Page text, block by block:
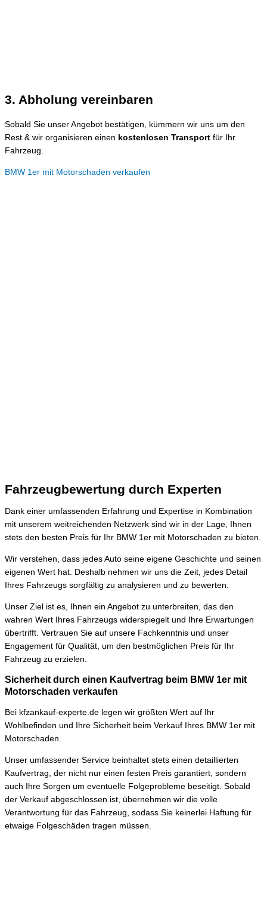
3. Abholung vereinbaren
Sobald Sie unser Angebot bestätigen, kümmern wir uns um den
Rest & wir organisieren einen kostenlosen Transport für Ihr
Fahrzeug.
BMW 1er mit Motorschaden verkaufen
Fahrzeugbewertung durch Experten
Dank einer umfassenden Erfahrung und Expertise in Kombination
mit unserem weitreichenden Netzwerk sind wir in der Lage, Ihnen
stets den besten Preis für Ihr BMW 1er mit Motorschaden zu bieten.
Wir verstehen, dass jedes Auto seine eigene Geschichte und seinen
eigenen Wert hat. Deshalb nehmen wir uns die Zeit, jedes Detail
Ihres Fahrzeugs sorgfältig zu analysieren und zu bewerten.
Unser Ziel ist es, Ihnen ein Angebot zu unterbreiten, das den
wahren Wert Ihres Fahrzeugs widerspiegelt und Ihre Erwartungen
übertrifft. Vertrauen Sie auf unsere Fachkenntnis und unser
Engagement für Qualität, um den bestmöglichen Preis für Ihr
Fahrzeug zu erzielen.
Sicherheit durch einen Kaufvertrag beim BMW 1er mit
Motorschaden verkaufen
Bei kfzankauf-experte.de legen wir größten Wert auf Ihr
Wohlbefinden und Ihre Sicherheit beim Verkauf Ihres BMW 1er mit
Motorschaden.
Unser umfassender Service beinhaltet stets einen detaillierten
Kaufvertrag, der nicht nur einen festen Preis garantiert, sondern
auch Ihre Sorgen um eventuelle Folgeprobleme beseitigt. Sobald
der Verkauf abgeschlossen ist, übernehmen wir die volle
Verantwortung für das Fahrzeug, sodass Sie keinerlei Haftung für
etwaige Folgeschäden tragen müssen.